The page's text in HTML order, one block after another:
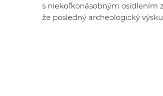
s niekoľkonásobným osídlením
že posledný archeologický